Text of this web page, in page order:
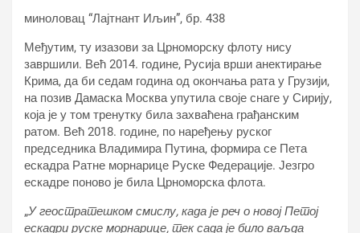
миноловац “Лајтнант Иљин”, бр. 438
Међутим, ту изазови за Црноморску флоту нису
завршили. Већ 2014. године, Русија врши анектирање
Крима, да би седам година од окончања рата у Грузији,
на позив Дамаска Москва упутила своје снаге у Сирију,
која је у том тренутку била захваћена грађанским
ратом. Већ 2018. године, по наређењу руског
председника Владимира Путина, формира се Пета
ескадра Ратне морнарице Руске Федерације. Језгро
ескадре поново је била Црноморска флота.
„У геостратешком смислу, када је реч о новој Петој
ескадри руске морнарице, тек сада је било ваљда